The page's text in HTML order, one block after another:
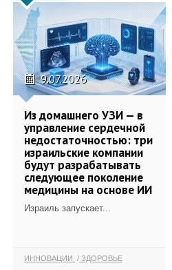
9.07.2026
Из домашнего УЗИ — в
управление сердечной
недостаточностью: три
израильские компании
будут разрабатывать
следующее поколение
медицины на основе ИИ
Израиль запускает...
ИННОВАЦИИ ЗДОРОВЬЕ